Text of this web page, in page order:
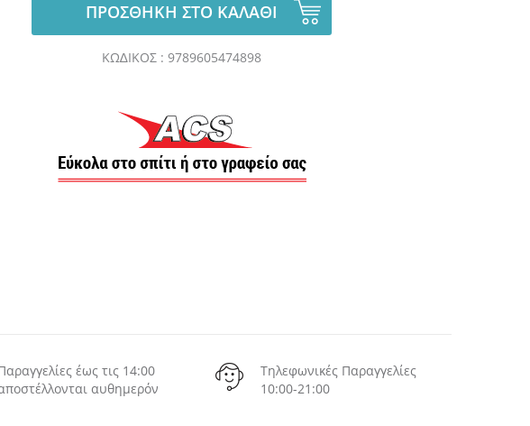
ΠΡΟΣΘΗΚΗ ΣΤΟ ΚΑΛΑΘΙ
ΚΩ∆ΙΚΟΣ : 9789605474898
έως τις 14:00
αυθημερόν
Τηλεφωνικές Παραγγελίες
10:00-21:00